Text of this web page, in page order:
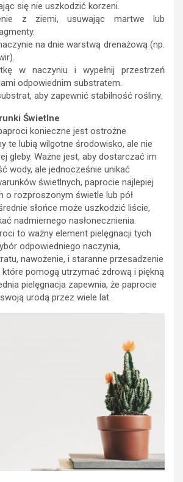
się nie uszkodzić korzeni.
z ziemi, usuwając martwe lub
na dnie warstwą drenażową (np.
w naczyniu i wypełnij przestrzeń
odpowiednim substratem.
aby zapewnić stabilność rośliny.
Świetlne
konieczne jest ostrożne
te lubią wilgotne środowisko, ale nie
gleby. Ważne jest, aby dostarczać im
wody, ale jednocześnie unikać
świetlnych, paprocie najlepiej
o rozproszonym świetle lub pół
słońce może uszkodzić liście,
nadmiernego nasłonecznienia.
to ważny element pielęgnacji tych
odpowiedniego naczynia,
nawożenie, i staranne przesadzenie
pomogą utrzymać zdrową i piękną
pielęgnacja zapewnia, że paprocie
urodą przez wiele lat.